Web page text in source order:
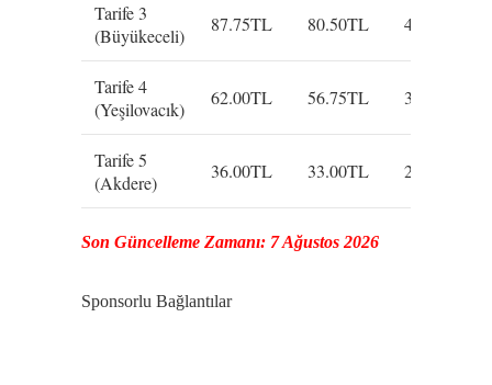
Tarife 3
(Büyükeceli)
87.75TL 80.50TL 48.75TL
Tarife 4
(Yeşilovacık)
62.00TL 56.75TL 34.50TL
Tarife 5
(Akdere)
36.00TL 33.00TL 20.00TL
Son Güncelleme Zamanı: 7 Ağustos 2026
Sponsorlu Bağlantılar